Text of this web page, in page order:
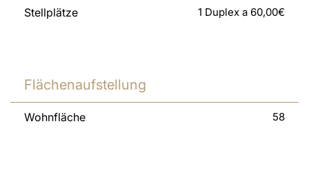
Stellplätze 1 Duplex a 60,00€
Flächenaufstellung
Wohnfläche 58